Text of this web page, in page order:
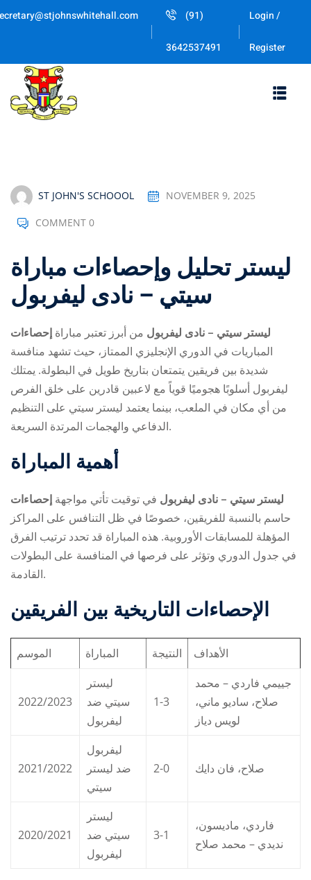
Skip
(91)
3642537491
Login /
Register
ST JOHN'S SCHOOOL NOVEMBER 9, 2025
COMMENT 0
تحليل وإحصاءات مباراة ‎ليستر
سيتي – نادى ليفربول
تعتبر مباراة إحصاءات ‎ليستر سيتي – نادى ليفربول من أبرز
المباريات في الدوري الإنجليزي الممتاز، حيث تشهد منافسة
شديدة بين فريقين يتمتعان بتاريخ طويل في البطولة. يمتلك
ليفربول أسلوبًا هجوميًا قوياً مع لاعبين قادرين على خلق الفرص
من أي مكان في الملعب، بينما يعتمد ليستر سيتي على التنظيم
الدفاعي والهجمات المرتدة السريعة.
أهمية المباراة
تأتي مواجهة إحصاءات ‎ليستر سيتي – نادى ليفربول في توقيت
حاسم بالنسبة للفريقين، خصوصًا في ظل التنافس على المراكز
المؤهلة للمسابقات الأوروبية. هذه المباراة قد تحدد ترتيب الفرق
في جدول الدوري وتؤثر على فرصها في المنافسة على البطولات
القادمة.
الإحصاءات التاريخية بين الفريقين
الموسم المباراة النتيجة الأهداف
2022/2023
ليستر
سيتي ضد
ليفربول
1-3
جييمي فاردي – محمد
صلاح، ساديو ماني،
لويس دياز
2021/2022
ليفربول
ضد ليستر
سيتي
2-0 صلاح، فان دايك
2020/2021
ليستر
سيتي ضد
ليفربول
3-1
فاردي، ماديسون،
نديدي – محمد صلاح